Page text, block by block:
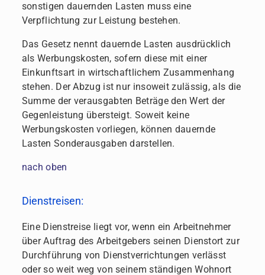
sonstigen dauernden Lasten muss eine
Verpflichtung zur Leistung bestehen.
Das Gesetz nennt dauernde Lasten ausdrücklich
als Werbungskosten, sofern diese mit einer
Einkunftsart in wirtschaftlichem Zusammenhang
stehen. Der Abzug ist nur insoweit zulässig, als die
Summe der verausgabten Beträge den Wert der
Gegenleistung übersteigt. Soweit keine
Werbungskosten vorliegen, können dauernde
Lasten Sonderausgaben darstellen.
nach oben
Dienstreisen:
Eine Dienstreise liegt vor, wenn ein Arbeitnehmer
über Auftrag des Arbeitgebers seinen Dienstort zur
Durchführung von Dienstverrichtungen verlässt
oder so weit weg von seinem ständigen Wohnort